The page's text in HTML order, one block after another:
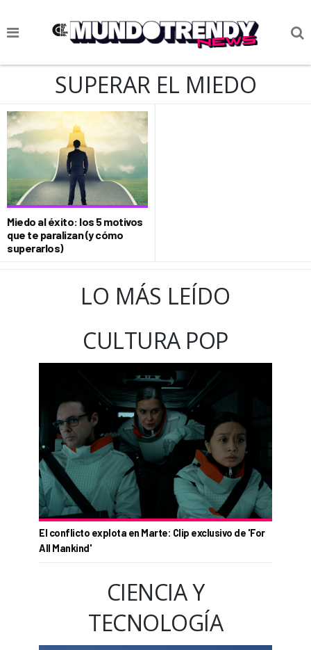
NOTICIAS
CIENCIA Y TECNOLOGÍA
VIDA
SOCIEDAD
CULTURIZANDO.COM
SUPERAR EL MIEDO
Miedo al éxito: los 5 motivos
que te paralizan (y cómo
superarlos)
LO MÁS LEÍDO
CULTURA POP
El conflicto explota en Marte: Clip exclusivo de 'For
All Mankind'
CIENCIA Y
TECNOLOGÍA